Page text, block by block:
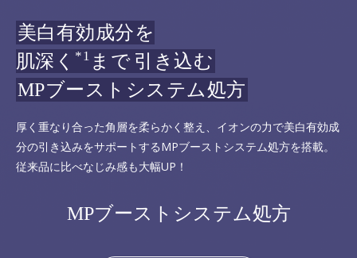
美白有効成分を
肌深く *1 まで 引き込む
MPブーストシステム処方
厚く重なり合った角層を柔らかく整え、イオンの力で美白有効成
分の引き込みをサポートするMPブーストシステム処方を搭載。
従来品に比べなじみ感も大幅UP！
MPブーストシステム処方